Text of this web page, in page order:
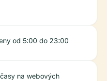
od 5:00 do 23:00
na webových